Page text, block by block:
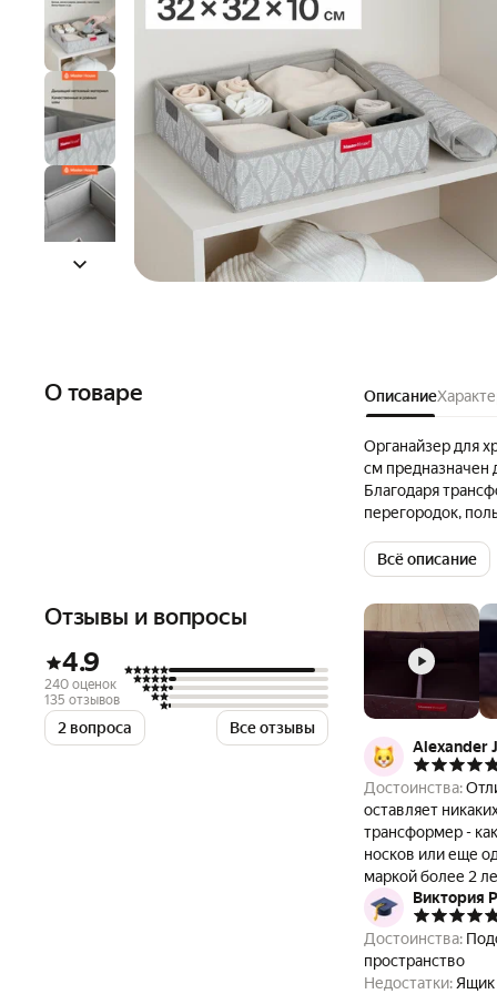
О товаре Описание
Органайзер для
см предназначен
Благодаря
перегородок,
нужды и
пластика, цвет
эстетичный вид.
любой нише, а
В сложенном
× 38 см × 7 см, а
регулировать,
распределение
более объёмных
взрослых,
коробках. Его
решением для
органайзер,
Всё описание
Отзывы и вопросы
4.9
240 оценок
135 отзывов
2 вопроса
Все отзывы
Alexander
Достоинства:
оставляет
трансформер -
носков или еще
маркой более 2
Комментарий:
качество такое
Рекомендую
Виктория
Достоинства:
пространство
Недостатки: Ящик